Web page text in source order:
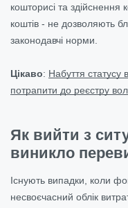
кошторисі та
коштів - не дозволяють
законодавчі норми.
Цікаво: Набуття статусу
потрапити до реєстру
Як вийти з
виникло
Існують випадки, коли
несвоєчасний облік